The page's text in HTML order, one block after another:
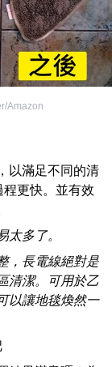
Amazon
以滿足不同的清
更快。並有效
太多了。
，長電線絕對是
清潔。可用於乙
以讓地毯煥然一